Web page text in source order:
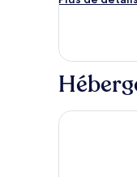
Suite
mer
le
type
de
Suite
Miramare E